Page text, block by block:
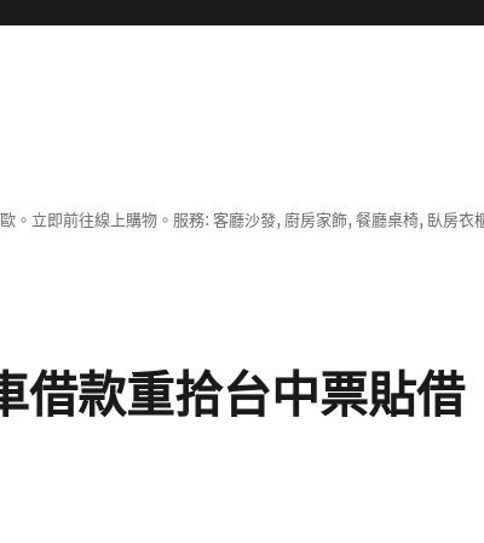
。立即前往線上購物。服務: 客廳沙發, 廚房家飾, 餐廳桌椅, 臥房衣
借款重拾台中票貼借